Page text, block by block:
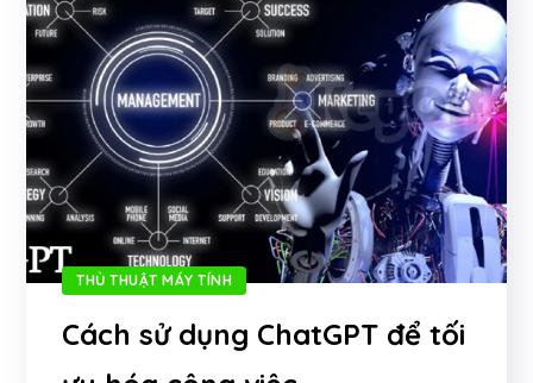
THỦ THUẬT MÁY TÍNH
Cách sử dụng ChatGPT để tối